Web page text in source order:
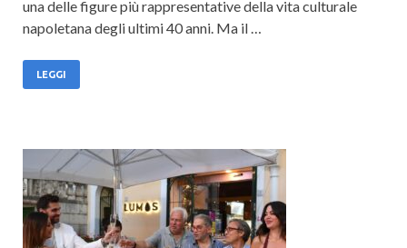
una delle figure più rappresentative della vita culturale
napoletana degli ultimi 40 anni. Ma il …
LEGGI